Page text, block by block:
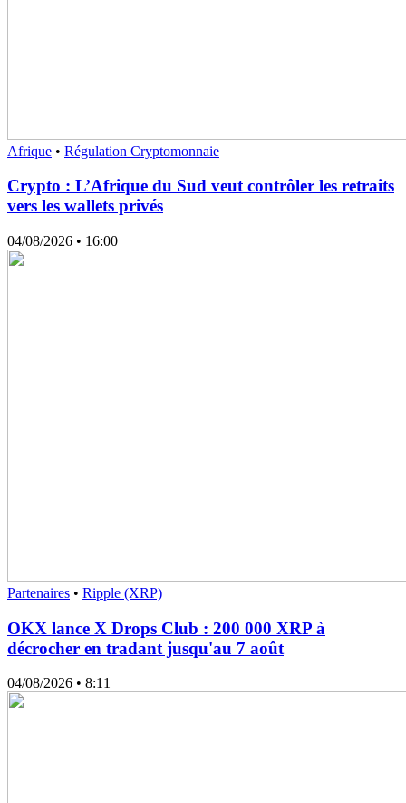
Afrique • Régulation Cryptomonnaie
Crypto : L’Afrique du Sud veut contrôler les retraits
vers les wallets privés
04/08/2026 • 16:00
Partenaires • Ripple (XRP)
OKX lance X Drops Club : 200 000 XRP à
décrocher en tradant jusqu'au 7 août
04/08/2026 • 8:11